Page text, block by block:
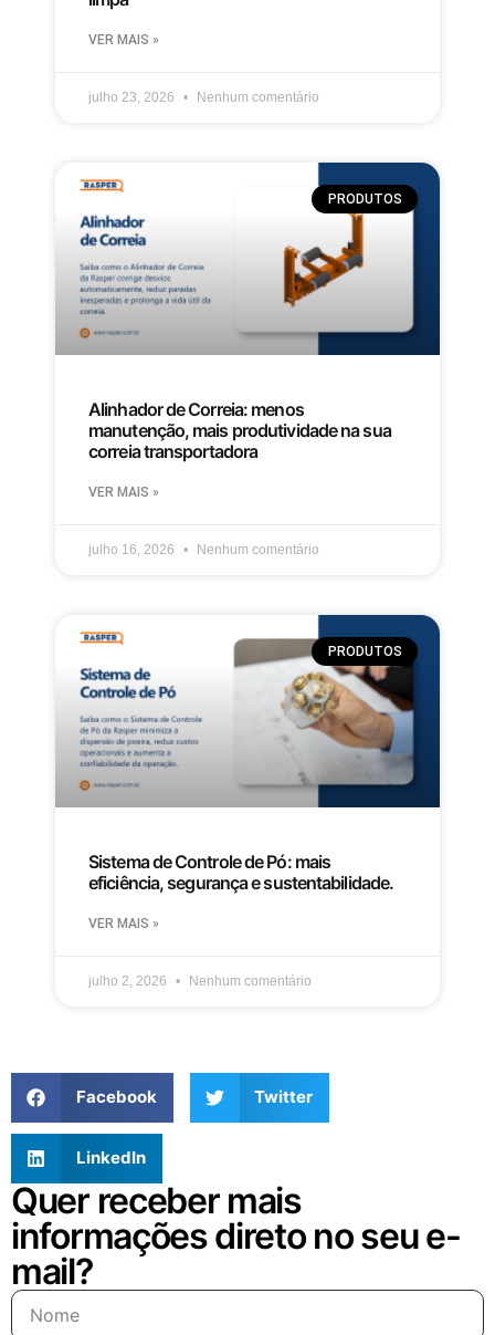
VER MAIS »
julho 23, 2026 Nenhum comentário
PRODUTOS
Alinhador de Correia: menos
manutenção, mais produtividade na sua
correia transportadora
VER MAIS »
julho 16, 2026 Nenhum comentário
PRODUTOS
Sistema de Controle de Pó: mais
eficiência, segurança e sustentabilidade.
VER MAIS »
julho 2, 2026 Nenhum comentário
Facebook Twitter
LinkedIn
Quer receber mais
informações direto no seu e-
mail?